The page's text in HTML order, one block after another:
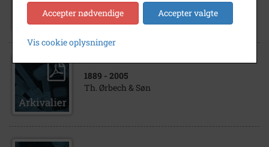
Jacobsen, Korsør
1889 - 2005
Th. Ørbech & Søn
Accepter nødvendige Accepter valgte
Vis cookie oplysninger